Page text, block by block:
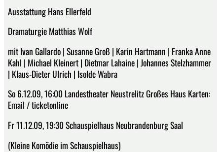
Ausstattung Hans Ellerfeld
Dramaturgie Matthias Wolf
mit Ivan Gallardo | Susanne Groß | Karin Hartmann | Franka Anne
Kahl | Michael Kleinert | Dietmar Lahaine | Johannes Stelzhammer
| Klaus-Dieter Ulrich | Isolde Wabra
So 6.12.09, 16:00 Landestheater Neustrelitz Großes Haus Karten:
Email / ticketonline
Fr 11.12.09, 19:30 Schauspielhaus Neubrandenburg Saal
(Kleine Komödie im Schauspielhaus)